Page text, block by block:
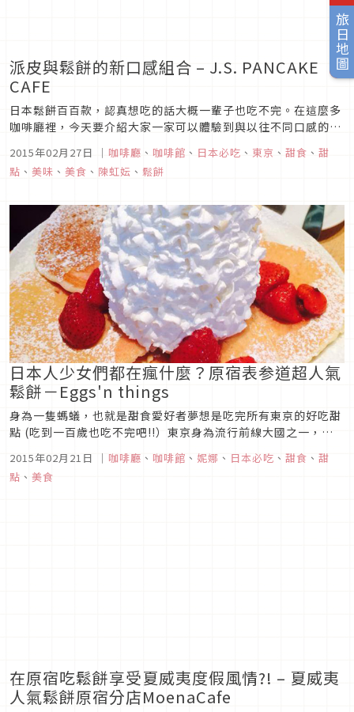
旅日地圖
派皮與鬆餅的新口感組合 – J.S. PANCAKE
CAFE
日本鬆餅百百款，認真想吃的話大概一輩子也吃不完。在這麼多
咖啡廳裡，今天要介紹大家一家可以體驗到與以往不同口感的鬆
餅喔。這家J.S Pancake Cafe隸屬於某時尚企業之下，在東
京、橫濱、北海道、名古屋、大阪都有店舖。尤其在東京就有7
間，不用擔心吃不到。而標題上提到將派皮與鬆餅結合的口味就
2015年02月27日 ｜ 咖啡廳 、 咖啡館 、 日本必吃 、 東京 、 甜食 、 甜
點 、 美味 、 美食 、 陳虹妘 、 鬆餅
日本人少女們都在瘋什麼？原宿表参道超人氣
鬆餅－Eggs'n things
身為一隻螞蟻，也就是甜食愛好者夢想是吃完所有東京的好吃甜
點 (吃到一百歲也吃不完吧!!）東京身為流行前線大國之一，有
著相當多台灣沒有的店家或是品牌涵蓋了美食、服飾、物品…
等,今天要介紹的就是1947年創立於夏威夷的超有名鬆餅
店”Eggs'n Things”開店以來的每天，人潮都絡繹不絕！日
2015年02月21日 ｜ 咖啡廳 、 咖啡館 、 妮娜 、 日本必吃 、 甜食 、 甜
點 、 美食
在原宿吃鬆餅享受夏威夷度假風情?! – 夏威夷
人氣鬆餅原宿分店MoenaCafe